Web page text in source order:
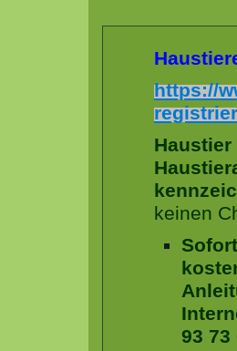
https://
Haustier
keinen
93 73